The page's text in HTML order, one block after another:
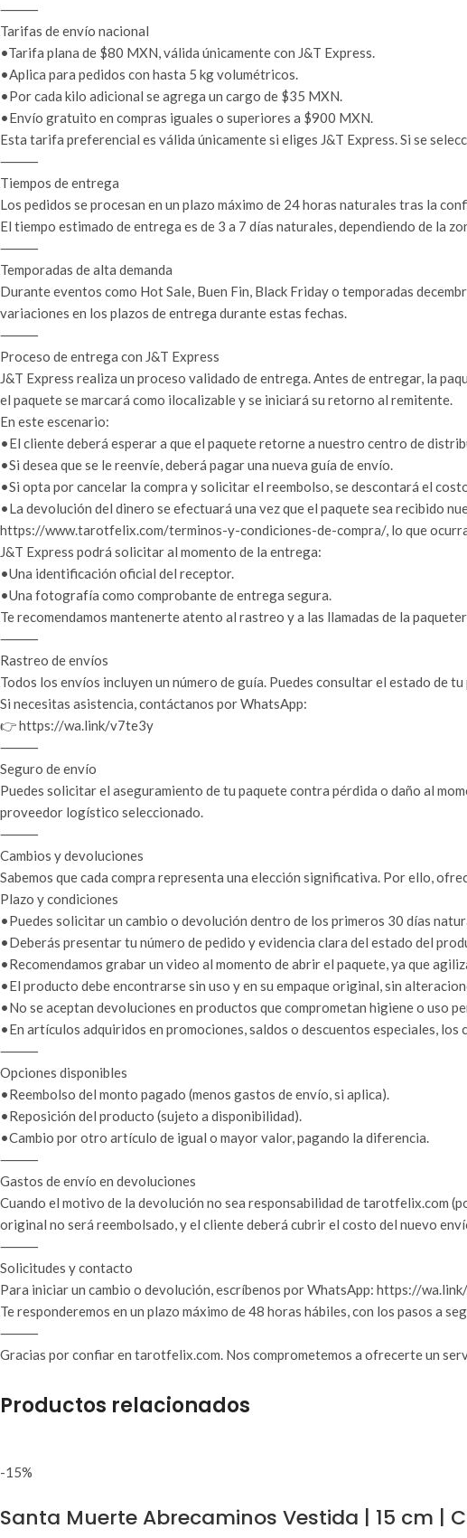
⸻
Tarifas de envío nacional
•Tarifa plana de $80 MXN, válida únicamente con J&T Express.
•Aplica para pedidos con hasta 5 kg volumétricos.
•Por cada kilo adicional se agrega un cargo de $35 MXN.
•Envío gratuito en compras iguales o superiores a $900 MXN.
Esta tarifa preferencial es válida únicamente si eliges J&T Express. Si se
⸻
Tiempos de entrega
Los pedidos se procesan en un plazo máximo de 24 horas naturales tras la
El tiempo estimado de entrega es de 3 a 7 días naturales, dependiendo de la
⸻
Temporadas de alta demanda
Durante eventos como Hot Sale, Buen Fin, Black Friday o temporadas
variaciones en los plazos de entrega durante estas fechas.
⸻
Proceso de entrega con J&T Express
J&T Express realiza un proceso validado de entrega. Antes de entregar, la
el paquete se marcará como ilocalizable y se iniciará su retorno al remitente.
En este escenario:
•El cliente deberá esperar a que el paquete retorne a nuestro centro de
•Si desea que se le reenvíe, deberá pagar una nueva guía de envío.
•Si opta por cancelar la compra y solicitar el reembolso, se descontará el
•La devolución del dinero se efectuará una vez que el paquete sea recibido
https://www.tarotfelix.com/terminos-y-condiciones-de-compra/, lo que
J&T Express podrá solicitar al momento de la entrega:
•Una identificación oficial del receptor.
•Una fotografía como comprobante de entrega segura.
Te recomendamos mantenerte atento al rastreo y a las llamadas de la
⸻
Rastreo de envíos
Todos los envíos incluyen un número de guía. Puedes consultar el estado de
Si necesitas asistencia, contáctanos por WhatsApp:
👉 https://wa.link/v7te3y
⸻
Seguro de envío
Puedes solicitar el aseguramiento de tu paquete contra pérdida o daño al
proveedor logístico seleccionado.
⸻
Cambios y devoluciones
Sabemos que cada compra representa una elección significativa. Por ello,
Plazo y condiciones
•Puedes solicitar un cambio o devolución dentro de los primeros 30 días
•Deberás presentar tu número de pedido y evidencia clara del estado del
•Recomendamos grabar un video al momento de abrir el paquete, ya que
•El producto debe encontrarse sin uso y en su empaque original, sin
•No se aceptan devoluciones en productos que comprometan higiene o uso
•En artículos adquiridos en promociones, saldos o descuentos especiales,
⸻
Opciones disponibles
•Reembolso del monto pagado (menos gastos de envío, si aplica).
•Reposición del producto (sujeto a disponibilidad).
•Cambio por otro artículo de igual o mayor valor, pagando la diferencia.
⸻
Gastos de envío en devoluciones
Cuando el motivo de la devolución no sea responsabilidad de tarotfelix.com
original no será reembolsado, y el cliente deberá cubrir el costo del nuevo
⸻
Solicitudes y contacto
Para iniciar un cambio o devolución, escríbenos por WhatsApp: https://
Te responderemos en un plazo máximo de 48 horas hábiles, con los pasos a
⸻
Gracias por confiar en tarotfelix.com. Nos comprometemos a ofrecerte un
Productos relacionados
-15%
Santa Muerte Abrecaminos Vestida | 15 cm |